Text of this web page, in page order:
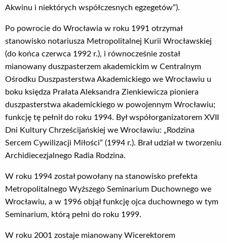
Akwinu i niektórych współczesnych egzegetów”).
Po powrocie do Wrocławia w roku 1991 otrzymał
stanowisko notariusza Metropolitalnej Kurii Wrocławskiej
(do końca czerwca 1992 r.), i równocześnie został
mianowany duszpasterzem akademickim w Centralnym
Ośrodku Duszpasterstwa Akademickiego we Wrocławiu u
boku księdza Prałata Aleksandra Zienkiewicza pioniera
duszpasterstwa akademickiego w powojennym Wrocławiu;
funkcję tę pełnił do roku 1994. Był współorganizatorem XVII
Dni Kultury Chrześcijańskiej we Wrocławiu: „Rodzina
Sercem Cywilizacji Miłości” (1994 r.). Brał udział w tworzeniu
Archidiecezjalnego Radia Rodzina.
W roku 1994 został powołany na stanowisko prefekta
Metropolitalnego Wyższego Seminarium Duchownego we
Wrocławiu, a w 1996 objął funkcję ojca duchownego w tym
Seminarium, którą pełni do roku 1999.
W roku 2001 zostaje mianowany Wicerektorem